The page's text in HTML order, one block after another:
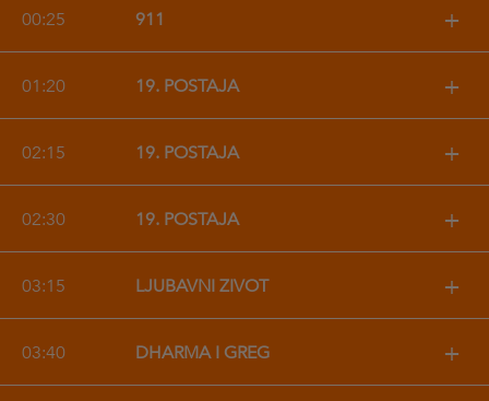
00:25 911 +
01:20 19. POSTAJA +
02:15 19. POSTAJA +
02:30 19. POSTAJA +
03:15 LJUBAVNI ŽIVOT +
03:40 DHARMA I GREG +